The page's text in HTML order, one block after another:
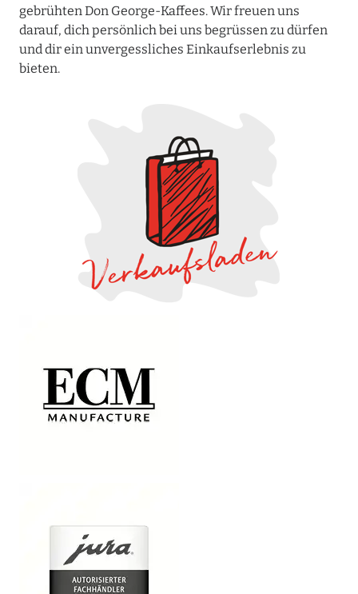
gebrühten Don George-Kaffees. Wir freuen uns
darauf, dich persönlich bei uns begrüssen zu dürfen
und dir ein unvergessliches Einkaufserlebnis zu
bieten.